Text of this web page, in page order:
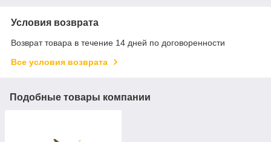
Условия возврата
Возврат товара в течение 14 дней по договоренности
Все условия возврата
Подобные товары компании